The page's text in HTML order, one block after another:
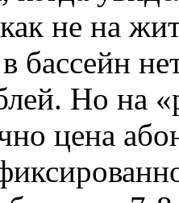
не на
бассейн
Но на
цена